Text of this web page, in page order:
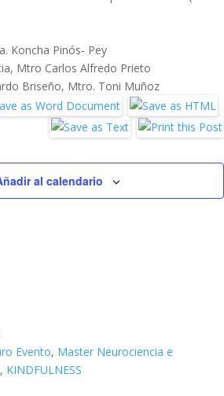
Koncha Pinós- Pey
Mtro Carlos Alfredo Prieto
Briseño, Mtro. Toni Muñoz
al calendario
Evento, Master Neurociencia e
, KINDFULNESS